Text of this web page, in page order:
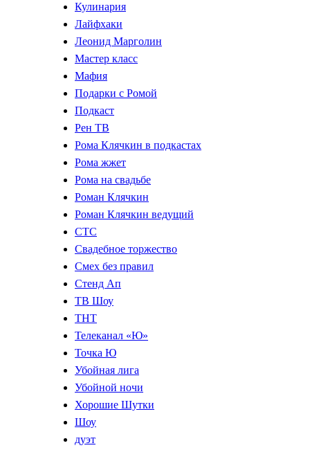
Кулинария
Лайфхаки
Леонид Марголин
Мастер класс
Мафия
Подарки с Ромой
Подкаст
Рен ТВ
Рома Клячкин в подкастах
Рома жжет
Рома на свадьбе
Роман Клячкин
Роман Клячкин ведущий
СТС
Свадебное торжество
Смех без правил
Стенд Ап
ТВ Шоу
ТНТ
Телеканал «Ю»
Точка Ю
Убойная лига
Убойной ночи
Хорошие Шутки
Шоу
дуэт